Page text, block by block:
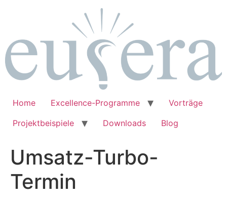
Home Excellence-Programme
Vorträge
Projektbeispiele
Downloads Blog
Umsatz-Turbo-
Termin